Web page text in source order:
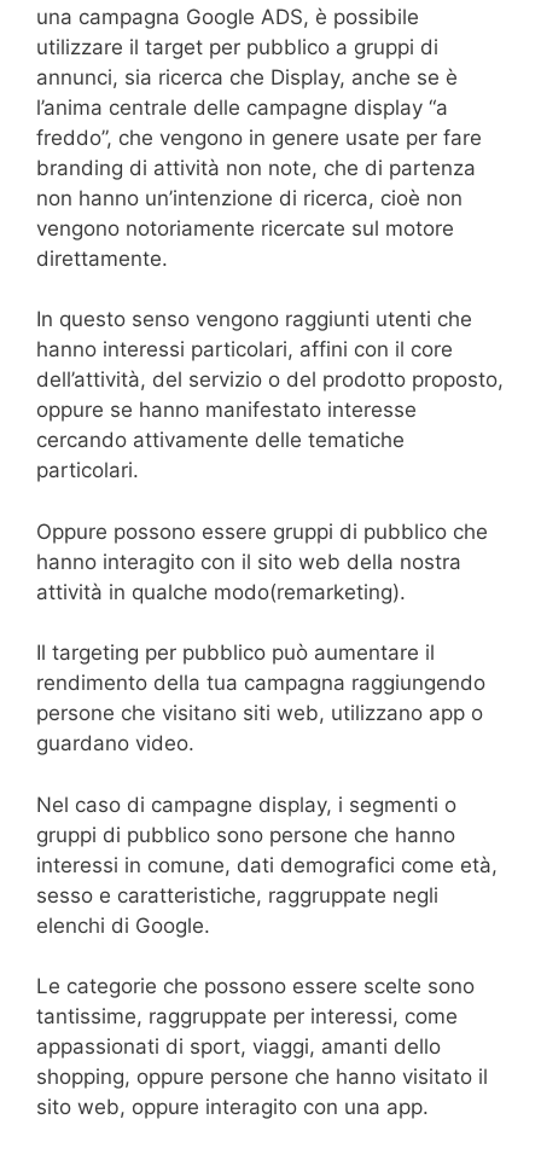
una campagna Google ADS, è possibile
utilizzare il target per pubblico a gruppi di
annunci, sia ricerca che Display, anche se è
l’anima centrale delle campagne display “a
freddo”, che vengono in genere usate per fare
branding di attività non note, che di partenza
non hanno un’intenzione di ricerca, cioè non
vengono notoriamente ricercate sul motore
direttamente.
In questo senso vengono raggiunti utenti che
hanno interessi particolari, affini con il core
dell’attività, del servizio o del prodotto proposto,
oppure se hanno manifestato interesse
cercando attivamente delle tematiche
particolari.
Oppure possono essere gruppi di pubblico che
hanno interagito con il sito web della nostra
attività in qualche modo(remarketing).
Il targeting per pubblico può aumentare il
rendimento della tua campagna raggiungendo
persone che visitano siti web, utilizzano app o
guardano video.
Nel caso di campagne display, i segmenti o
gruppi di pubblico sono persone che hanno
interessi in comune, dati demografici come età,
sesso e caratteristiche, raggruppate negli
elenchi di Google.
Le categorie che possono essere scelte sono
tantissime, raggruppate per interessi, come
appassionati di sport, viaggi, amanti dello
shopping, oppure persone che hanno visitato il
sito web, oppure interagito con una app.